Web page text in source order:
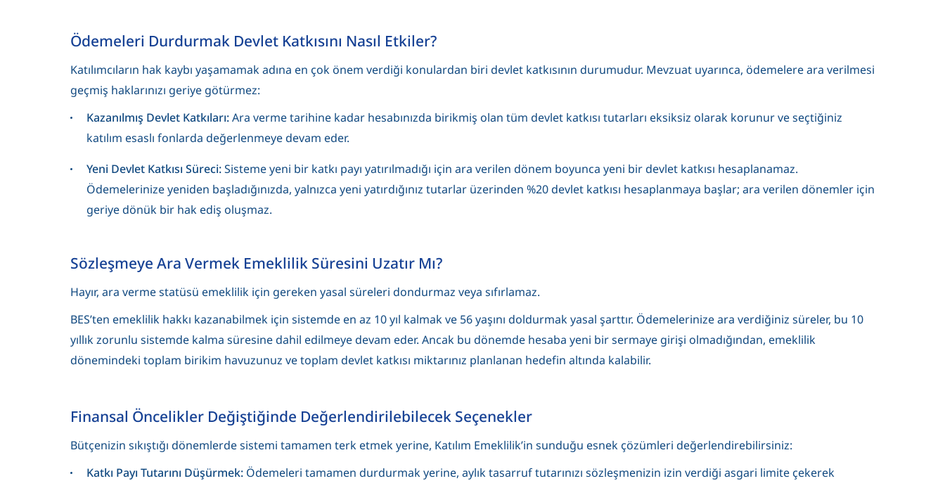
Ödemeleri Durdurmak Devlet Katkısını Nasıl Etkiler?
Katılımcıların hak kaybı yaşamamak adına en çok önem verdiği konulardan biri devlet katkısının durumudur. Mevzuat uyarınca, ödemelere ara verilmesi
geçmiş haklarınızı geriye götürmez:
Kazanılmış Devlet Katkıları:Ara verme tarihine kadar hesabınızda birikmiş olan tüm devlet katkısı tutarları eksiksiz olarak korunur ve seçtiğiniz
katılım esaslı fonlarda değerlenmeye devam eder.
Yeni Devlet Katkısı Süreci:Sisteme yeni bir katkı payı yatırılmadığı için ara verilen dönem boyunca yeni bir devlet katkısı hesaplanamaz.
Ödemelerinize yeniden başladığınızda, yalnızca yeni yatırdığınız tutarlar üzerinden %20 devlet katkısı hesaplanmaya başlar; ara verilen dönemler için
geriye dönük bir hak ediş oluşmaz.
Sözleşmeye Ara Vermek Emeklilik Süresini Uzatır Mı?
Hayır, ara verme statüsü emeklilik için gereken yasal süreleri dondurmaz veya sıfırlamaz.
BES’ten emeklilik hakkı kazanabilmek için sistemde en az 10 yıl kalmak ve 56 yaşını doldurmak yasal şarttır. Ödemelerinize ara verdiğiniz süreler, bu 10
yıllık zorunlu sistemde kalma süresine dahil edilmeye devam eder. Ancak bu dönemde hesaba yeni bir sermaye girişi olmadığından, emeklilik
dönemindeki toplam birikim havuzunuz ve toplam devlet katkısı miktarınız planlanan hedefin altında kalabilir.
Finansal Öncelikler Değiştiğinde Değerlendirilebilecek Seçenekler
Bütçenizin sıkıştığı dönemlerde sistemi tamamen terk etmek yerine, Katılım Emeklilik’in sunduğu esnek çözümleri değerlendirebilirsiniz:
Katkı Payı Tutarını Düşürmek: Ödemeleri tamamen durdurmak yerine, aylık tasarruf tutarınızı sözleşmenizin izin verdiği asgari limite çekerek